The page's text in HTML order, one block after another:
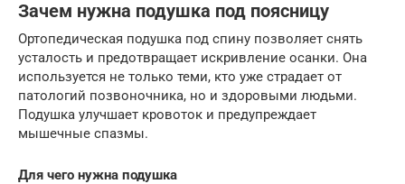
Зачем нужна подушка под поясницу
Ортопедическая подушка под спину позволяет снять
усталость и предотвращает искривление осанки. Она
используется не только теми, кто уже страдает от
патологий позвоночника, но и здоровыми людьми.
Подушка улучшает кровоток и предупреждает
мышечные спазмы.
Для чего нужна подушка